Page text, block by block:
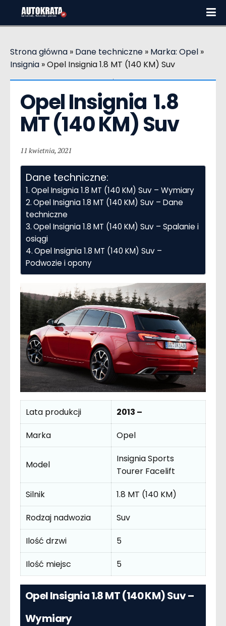
Strona główna » Dane techniczne » Marka: Opel »
Insignia »Opel Insignia 1.8 MT (140 KM) Suv
Opel Insignia  1.8
MT (140 KM) Suv
11 kwietnia, 2021
Dane techniczne:
Opel Insignia 1.8 MT (140 KM) Suv – Wymiary
Opel Insignia 1.8 MT (140 KM) Suv – Dane
techniczne
Opel Insignia 1.8 MT (140 KM) Suv – Spalanie i
osiągi
Opel Insignia 1.8 MT (140 KM) Suv –
Podwozie i opony
Lata produkcji
2013 –
Marka
Opel
Model
Insignia Sports
Tourer Facelift
Silnik
1.8 MT (140 KM)
Rodzaj nadwozia
Suv
Ilość drzwi
5
Ilość miejsc
5
Opel Insignia 1.8 MT (140 KM) Suv –
Wymiary